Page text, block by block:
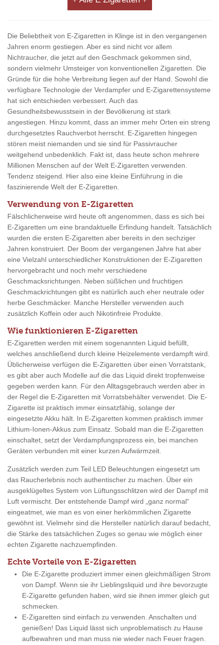
Die Beliebtheit von E-Zigaretten in Klinge ist in den vergangenen
Jahren enorm gestiegen. Aber es sind nicht vor allem
Nichtraucher, die jetzt auf den Geschmack gekommen sind,
sondern vielmehr Umsteiger von konventionellen Zigaretten. Die
Gründe für die hohe Verbreitung liegen auf der Hand. Sowohl die
verfügbare Technologie der Verdampfer und E-Zigarettensysteme
hat sich entschieden verbessert. Auch das
Gesundheitsbewusstsein in der Bevölkerung ist stark
angestiegen. Hinzu kommt, dass an immer mehr Orten ein streng
durchgesetztes Rauchverbot herrscht. E-Zigaretten hingegen
stören meist niemanden und sie sind für Passivraucher
weitgehend unbedenklich. Fakt ist, dass heute schon mehrere
Millionen Menschen auf der Welt E-Zigaretten verwenden.
Tendenz steigend. Hier also eine kleine Einführung in die
faszinierende Welt der E-Zigaretten.
Verwendung von E-Zigaretten
Fälschlicherweise wird heute oft angenommen, dass es sich bei
E-Zigaretten um eine brandaktuelle Erfindung handelt. Tatsächlich
wurden die ersten E-Zigaretten aber bereits in den sechziger
Jahren konstruiert. Der Boom der vergangenen Jahre hat aber
eine Vielzahl unterschiedlicher Konstruktionen der E-Zigaretten
hervorgebracht und noch mehr verschiedene
Geschmacksrichtungen. Neben süßlichen und fruchtigen
Geschmackrichtungen gibt es natürlich auch eher neutrale oder
herbe Geschmäcker. Manche Hersteller verwenden auch
zusätzlich Koffein oder auch Nikotinfreie Produkte.
Wie funktionieren E-Zigaretten
E-Zigaretten werden mit einem sogenannten Liquid befüllt,
welches anschließend durch kleine Heizelemente verdampft wird.
Üblicherweise verfügen die E-Zigaretten über einen Vorratstank,
es gibt aber auch Modelle auf die das Liquid direkt tropfenweise
gegeben werden kann. Für den Alltagsgebrauch werden aber in
der Regel die E-Zigaretten mit Vorratsbehälter verwendet. Die E-
Zigarette ist praktisch immer einsatzfähig, solange der
eingesetzte Akku hält. In E-Zigaretten kommen praktisch immer
Lithium-Ionen-Akkus zum Einsatz. Sobald man die E-Zigaretten
einschaltet, setzt der Verdampfungsprozess ein, bei manchen
Geräten verbunden mit einer kurzen Aufwärmzeit.
Zusätzlich werden zum Teil LED Beleuchtungen eingesetzt um
das Raucherlebnis noch authentischer zu machen. Über ein
ausgeklügeltes System von Lüftungsschlitzen wird der Dampf mit
Luft vermischt. Der entstehende Dampf wird „ganz normal“
eingeatmet, wie man es von einer herkömmlichen Zigarette
gewöhnt ist. Vielmehr sind die Hersteller natürlich darauf bedacht,
die Stärke des tatsächlichen Zuges so genau wie möglich einer
echten Zigarette nachzuempfinden.
Echte Vorteile von E-Zigaretten
Die E-Zigarette produziert immer einen gleichmäßigen Strom
von Dampf. Wenn sie ihr Lieblingsliquid und ihre bevorzugte
E-Zigarette gefunden haben, wird sie ihnen immer gleich gut
schmecken.
E-Zigaretten sind einfach zu verwenden. Anschalten und
genießen! Das Liquid lässt sich unproblematisch zu Hause
aufbewahren und man muss nie wieder nach Feuer fragen.